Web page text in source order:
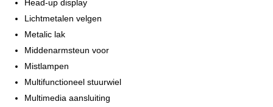
Head-up display
Lichtmetalen velgen
Metalic lak
Middenarmsteun voor
Mistlampen
Multifunctioneel stuurwiel
Multimedia aansluiting